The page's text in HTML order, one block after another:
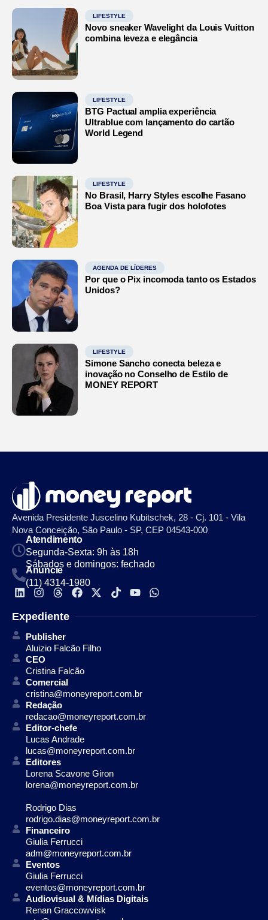
LIFESTYLE
Novo sneaker Wavelight da Louis Vuitton
combina leveza e elegância
LIFESTYLE
BTG Pactual amplia experiência
Ultrablue com lançamento do cartão
World Legend
LIFESTYLE
No Brasil, Harry Styles escolhe Fasano
Boa Vista para fugir dos holofotes
AGENDA DE LÍDERES
Por que o Pix incomoda tanto os Estados
Unidos?
LIFESTYLE
Simone Sancho conecta beleza e
inovação no Conselho de Estilo de
MONEY REPORT
Avenida Presidente Juscelino Kubitschek, 28 - Cj. 101 - Vila
Nova Conceição, São Paulo - SP, CEP 04543-000
Atendimento
Segunda-Sexta: 9h às 18h
Sábados e domingos: fechado
Anuncie
(11) 4314-1980
Expediente
Publisher
Aluizio Falcão Filho
CEO
Cristina Falcão
Comercial
cristina@moneyreport.com.br
Redação
redacao@moneyreport.com.br
Editor-chefe
Lucas Andrade
lucas@moneyreport.com.br
Editores
Lorena Scavone Giron
lorena@moneyreport.com.br
Rodrigo Dias
rodrigo.dias@moneyreport.com.br
Financeiro
Giulia Ferrucci
adm@moneyreport.com.br
Eventos
Giulia Ferrucci
eventos@moneyreport.com.br
Audiovisual & Mídias Digitais
Renan Graccowvisk